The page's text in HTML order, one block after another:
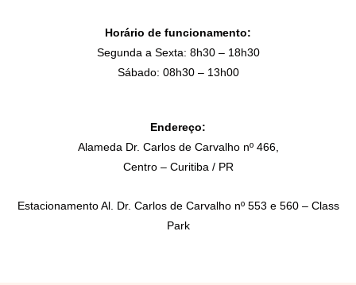
Horário de funcionamento:
Segunda a Sexta: 8h30 – 18h30
Sábado: 08h30 – 13h00
Endereço:
Alameda Dr. Carlos de Carvalho nº 466,
Centro – Curitiba / PR
Estacionamento Al. Dr. Carlos de Carvalho nº 553 e 560 – Class
Park